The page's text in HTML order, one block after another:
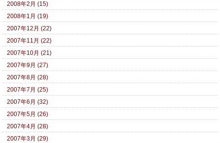
2008年2月 (15)
2008年1月 (19)
2007年12月 (22)
2007年11月 (22)
2007年10月 (21)
2007年9月 (27)
2007年8月 (28)
2007年7月 (25)
2007年6月 (32)
2007年5月 (26)
2007年4月 (28)
2007年3月 (29)